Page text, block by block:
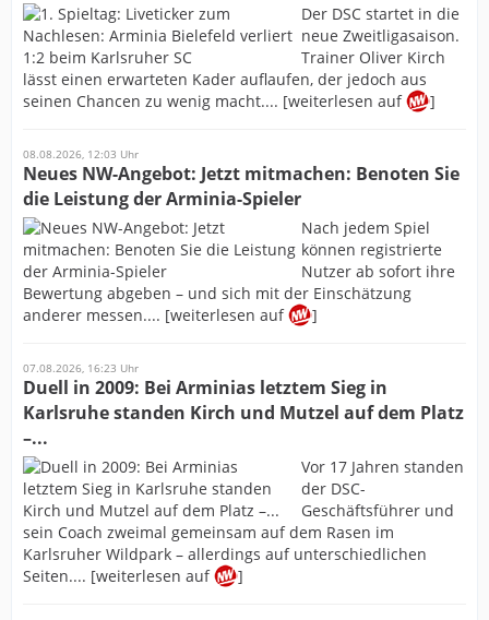
Der DSC startet in die
neue Zweitligasaison.
Trainer Oliver Kirch
lässt einen erwarteten Kader auflaufen, der jedoch aus
seinen Chancen zu wenig macht.... [weiterlesen auf
]
08.08.2026, 12:03 Uhr
Neues NW-Angebot: Jetzt mitmachen: Benoten Sie
die Leistung der Arminia-Spieler
Nach jedem Spiel
können registrierte
Nutzer ab sofort ihre
Bewertung abgeben – und sich mit der Einschätzung
anderer messen.... [weiterlesen auf
]
07.08.2026, 16:23 Uhr
Duell in 2009: Bei Arminias letztem Sieg in
Karlsruhe standen Kirch und Mutzel auf dem Platz
–...
Vor 17 Jahren standen
der DSC-
Geschäftsführer und
sein Coach zweimal gemeinsam auf dem Rasen im
Karlsruher Wildpark – allerdings auf unterschiedlichen
Seiten.... [weiterlesen auf
]